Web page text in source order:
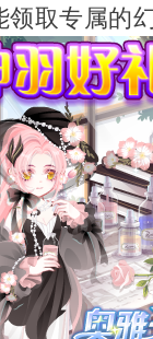
取专属的